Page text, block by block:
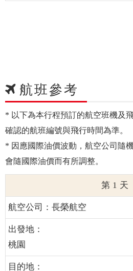
航班參考
* 以下為本行程預訂的航空班機及
確認的航班編號與飛行時間為準。
* 因應國際油價波動，航空公司隨
會隨國際油價而有所調整。
1
長榮航空
桃園